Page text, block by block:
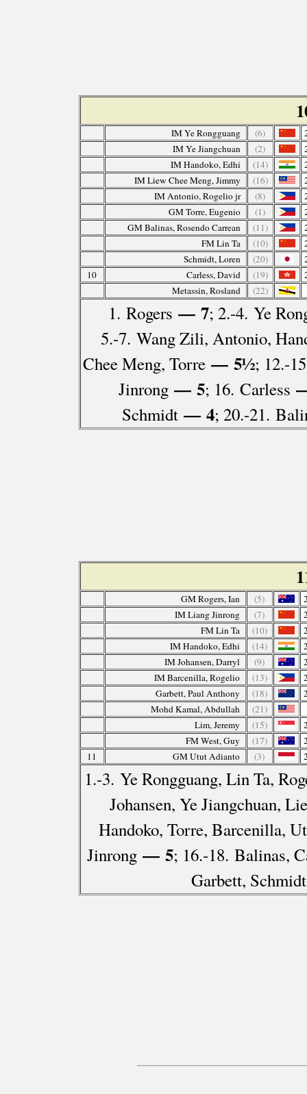
IM Ye Rongguang (6)
IM Ye Jiangchuan
(2)
IM Handoko, Edhi
(14)
IM Liew Chee Meng, Jimmy
(16)
IM Antonio, Rogelio jr
(8)
GM Torre, Eugenio
(1)
GM Balinas, Rosendo Carrean
(11)
FM Lin Ta
(10)
Schmidt, Loren
(20)
10
Carless, David (19)
Metassin, Rosland
(22)
1. Rogers — 7; 2.-4. Ye
5.-7. Wang Zili, Antonio,
Chee Meng, Torre — 5½; 12.-
Jinrong — 5; 16. Carless
Schmidt— 4; 20.-21.
GM Rogers, Ian (5)
IM Liang Jinrong
(7)
FM Lin Ta
(10)
IM Handoko, Edhi
(14)
IM Johansen, Darryl
(9)
IM Barcenilla, Rogelio
(13)
Garbett, Paul Anthony
(18)
Mohd Kamal, Abdullah
(21)
Lim, Jeremy
(15)
FM West, Guy
(17)
11
GM Utut Adianto (3)
1.-3. Ye Rongguang, Lin Ta,
Johansen, Ye Jiangchuan,
Handoko, Torre, Barcenilla,
Jinrong — 5; 16.-18. Balinas,
Garbett, Schmidt